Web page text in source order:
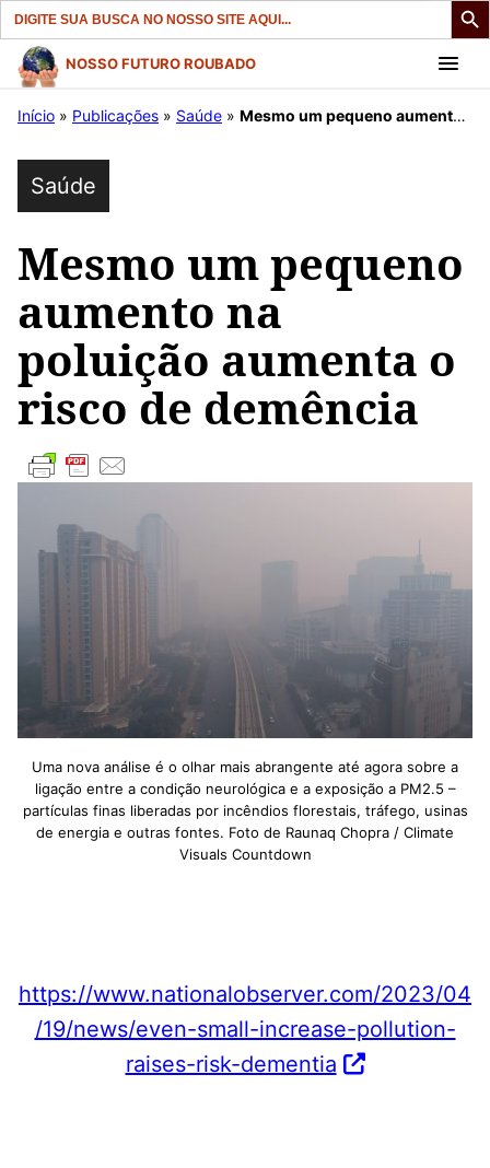
Search
for:
Pular
para
conteúdo
NOSSO FUTURO ROUBADO
Início » Publicações » Saúde » Mesmo um pequeno aumento na poluição aumenta o risco de demência
Saúde
Mesmo um pequeno
aumento na
poluição aumenta o
risco de demência
Uma nova análise é o olhar mais abrangente até agora sobre a
ligação entre a condição neurológica e a exposição a PM2.5 –
partículas finas liberadas por incêndios florestais, tráfego, usinas
de energia e outras fontes. Foto de Raunaq Chopra / Climate
Visuals Countdown
https://www.nationalobserver.com/2023/04
/19/news/even-small-increase-pollution-
raises-risk-dementia